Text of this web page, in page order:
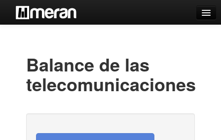
Estantes Virtuales
Balance de las
telecomunicaciones